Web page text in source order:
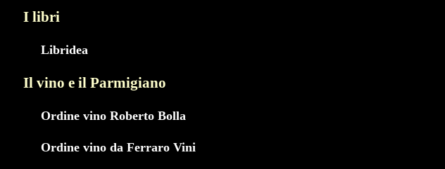
I libri
Libridea
Il vino e il Parmigiano
Ordine vino Roberto Bolla
Ordine vino da Ferraro Vini